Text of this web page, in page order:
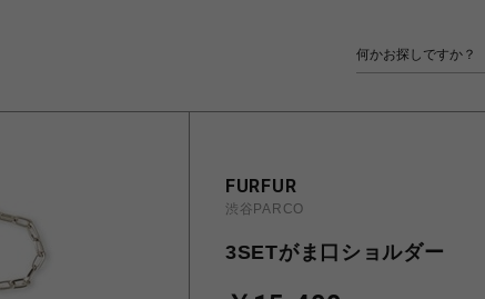
FURFUR
渋谷PARCO
3SETがま口ショルダー